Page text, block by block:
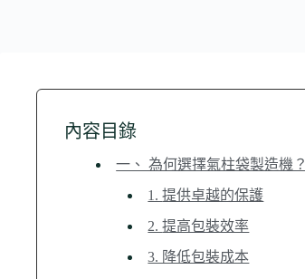
內容目錄
一、 為何選擇氣柱袋製造機？
1. 提供卓越的保護
2. 提高包裝效率
3. 降低包裝成本